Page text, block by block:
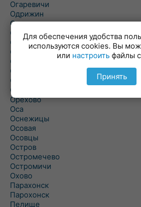
Огаревичи
Одрижин
Оздамичи
Озяты
Олтуш
Ольманы
Ольпень
Ольшаны
Омельная
Ополь
Орехово
Оса
Оснежицы
Осовая
Осовцы
Остров
Остромечево
Остромичи
Охово
Парахонск
Парохонск
Пелище
Для обеспечения удобства
используются cookies. Вы
или настроить файлы
Принять